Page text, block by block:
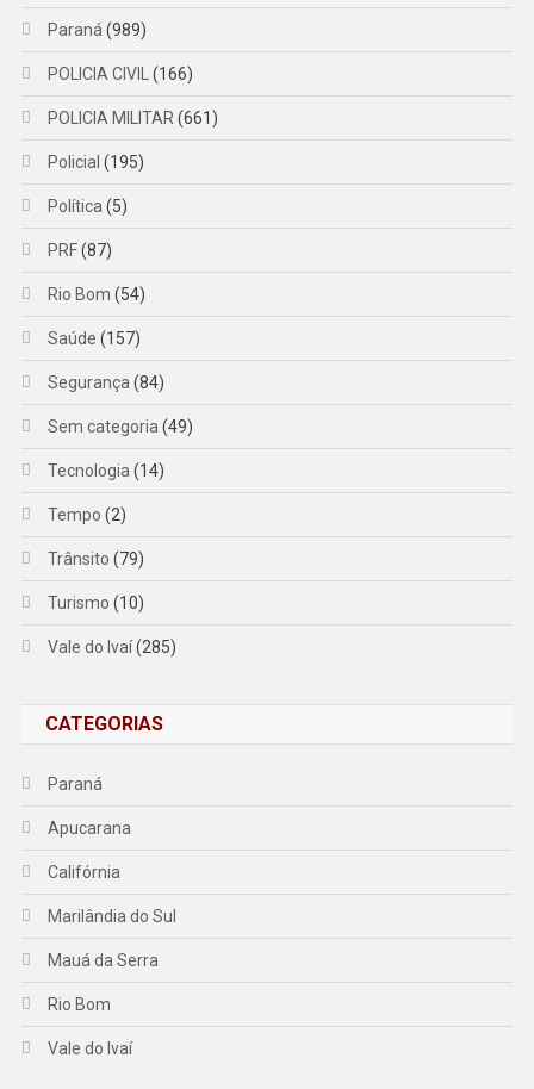
Paraná (989)
POLICIA CIVIL (166)
POLICIA MILITAR (661)
Policial (195)
Política (5)
PRF(87)
Rio Bom (54)
Saúde (157)
Segurança (84)
Sem categoria (49)
Tecnologia (14)
Tempo (2)
Trânsito (79)
Turismo (10)
Vale do Ivaí(285)
CATEGORIAS
Paraná
Apucarana
Califórnia
Marilândia do Sul
Mauá da Serra
Rio Bom
Vale do Ivaí